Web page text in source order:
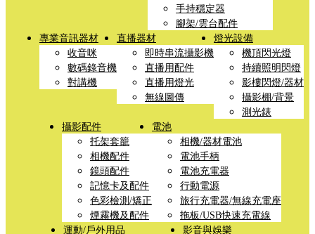
手持穩定器
腳架/雲台配件
專業音訊器材
收音咪
數碼錄音機
對講機
直播器材
即時串流攝影機
直播用配件
直播用燈光
無線圖傳
燈光設備
機頂閃光燈
持續照明閃燈
影樓閃燈/器材
攝影棚/背景
測光錶
攝影配件
托架套籠
相機配件
鏡頭配件
記憶卡及配件
色彩檢測/矯正
煙霧機及配件
電池
相機/器材電池
電池手柄
電池充電器
行動電源
旅行充電器/無線充電座
拖板/USB快速充電線
運動/戶外用品
影音與娛樂